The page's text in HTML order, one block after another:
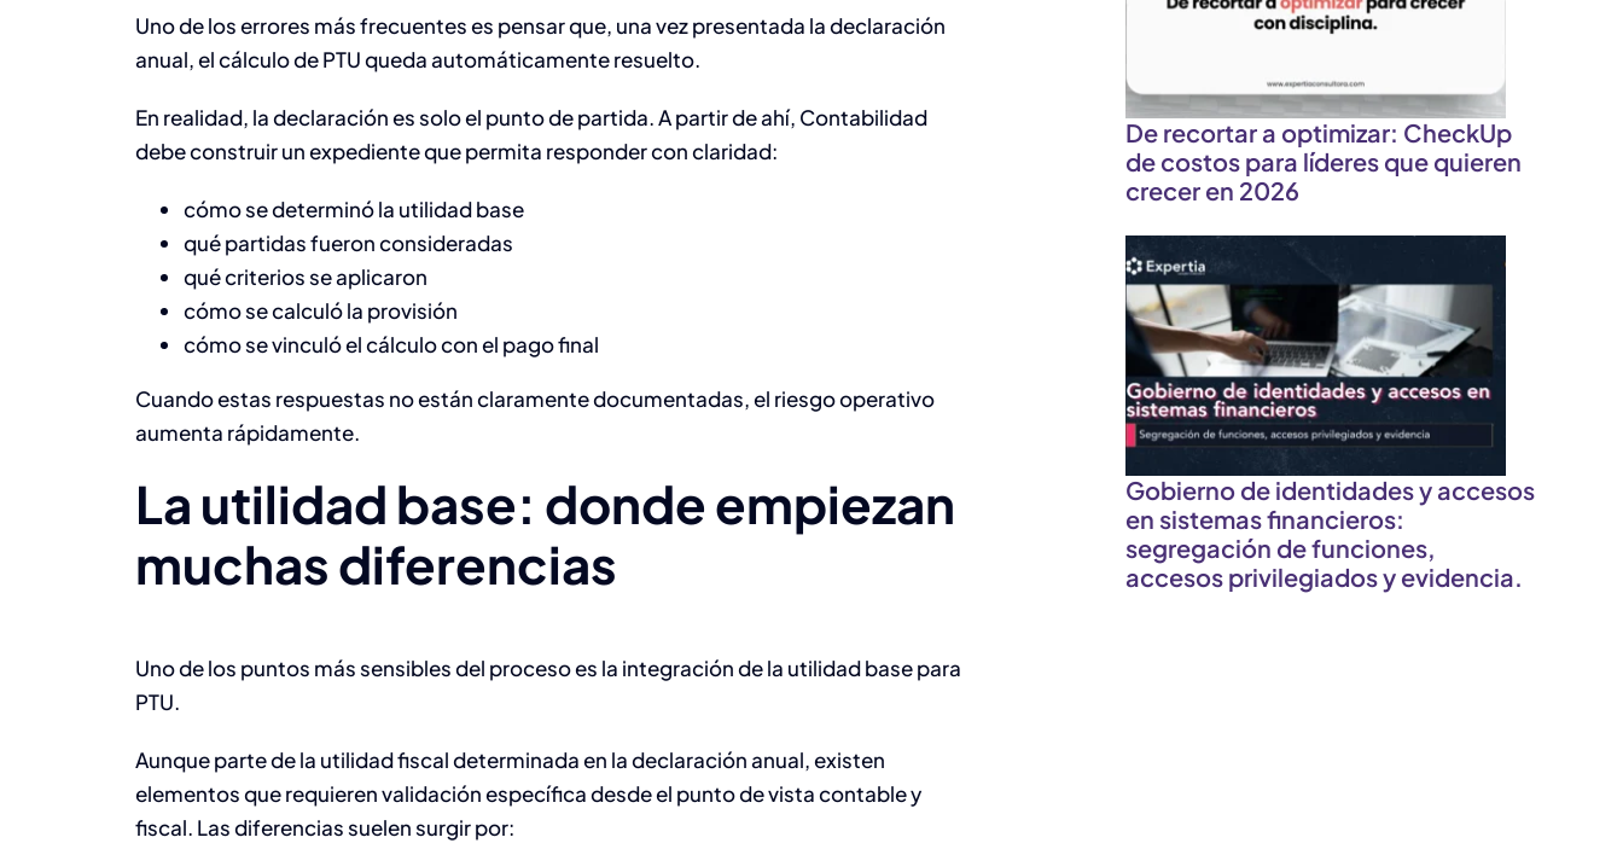
Uno de los errores más frecuentes es pensar que, una vez presentada la declaración
anual, el cálculo de PTU queda automáticamente resuelto.
En realidad, la declaración es solo el punto de partida. A partir de ahí, Contabilidad
debe construir un expediente que permita responder con claridad:
cómo se determinó la utilidad base
qué partidas fueron consideradas
qué criterios se aplicaron
cómo se calculó la provisión
cómo se vinculó el cálculo con el pago final
Cuando estas respuestas no están claramente documentadas, el riesgo operativo
aumenta rápidamente.
La utilidad base: donde empiezan
muchas diferencias
Uno de los puntos más sensibles del proceso es la integración de la utilidad base para
PTU.
Aunque parte de la utilidad fiscal determinada en la declaración anual, existen
elementos que requieren validación específica desde el punto de vista contable y
fiscal. Las diferencias suelen surgir por:
costos para líderes
en 2026
De recortar a optimizar: CheckUp
de costos para líderes que quieren
crecer en 2026
segregación de
accesos
privilegiados y
Gobierno de identidades y accesos
en sistemas financieros:
segregación de funciones,
accesos privilegiados y evidencia.